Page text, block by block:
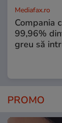
Mediafax.ro
Compania
99,96%
greu să
PROMO